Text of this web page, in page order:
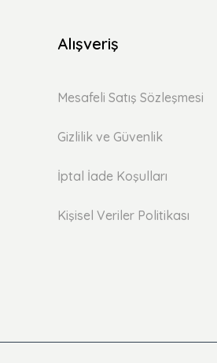
Alışveriş
Mesafeli Satış Sözleşmesi
Gizlilik ve Güvenlik
İptal İade Koşulları
Kişisel Veriler Politikası